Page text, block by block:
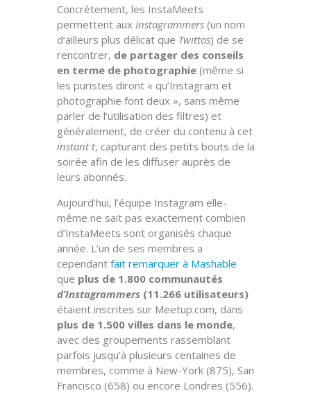
Concrètement, les InstaMeets
permettent aux Instagrammers(un nom
d’ailleurs plus délicat que Twittos) de se
rencontrer, de partager des conseils
en terme de photographie(même si
les puristes diront « qu’Instagram et
photographie font deux », sans même
parler de l’utilisation des filtres) et
généralement, de créer du contenu à cet
instant t, capturant des petits bouts de la
soirée afin de les diffuser auprès de
leurs abonnés.
Aujourd’hui, l’équipe Instagram elle-
même ne sait pas exactement combien
d’InstaMeets sont organisés chaque
année. L’un de ses membres a
cependant fait remarquer à Mashable
que plus de 1.800 communautés
d’Instagrammers(11.266 utilisateurs)
étaient inscrites sur Meetup.com, dans
plus de 1.500 villes dans le monde,
avec des groupements rassemblant
parfois jusqu’à plusieurs centaines de
membres, comme à New-York (875), San
Francisco (658) ou encore Londres (556).